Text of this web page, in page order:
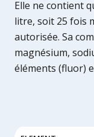
Elle ne contient
litre, soit 25 fois
autorisée. Sa
magnésium,
éléments (fluor)